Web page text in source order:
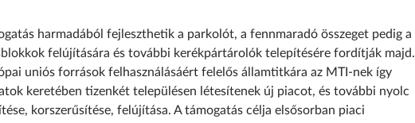
harmadából fejleszthetik a parkolót, a fennmaradó összeget pedig a
felújításá­ra és további kerékpártárolók telepítésére for­dítják majd.
uniós források felhasználásáért felelős államtitkára az MTI-nek így
keretében tizenkét településen létesítenek új piacot, és további nyolc
korszerűsítése, felújítása. A támogatás célja elsősorban piaci